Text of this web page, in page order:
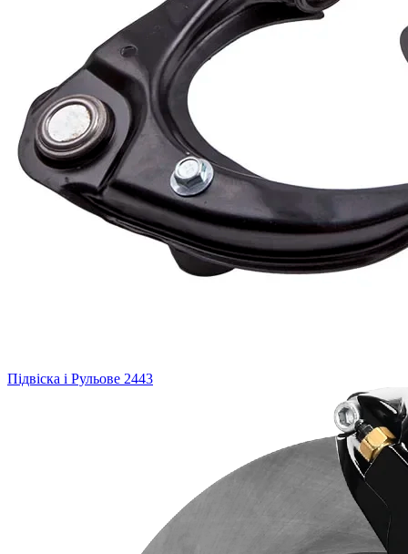
Підвіска і Рульове 2443